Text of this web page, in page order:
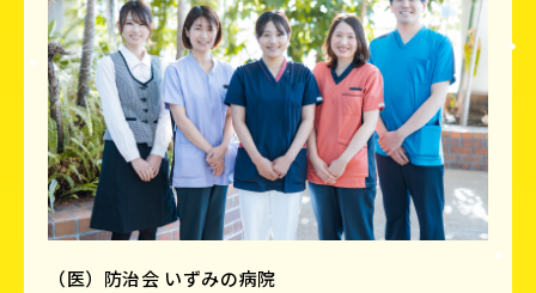
（医）防治会 いずみの病院